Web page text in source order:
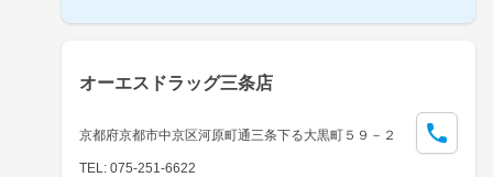
オーエスドラッグ三条店
京都府京都市中京区河原町通三条下る大黒町５９－２
TEL: 075-251-6622